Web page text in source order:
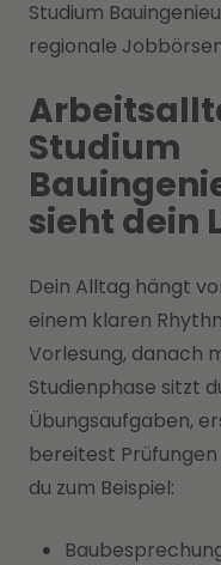
Studium
regionale
Studium
sieht dein
Dein Alltag hängt
einem klaren
Vorlesung, danach
Studienphase sitzt
Übungsaufgaben,
bereitest
du zum Beispiel: